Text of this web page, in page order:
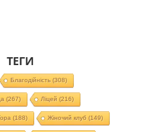
ТЕГИ
Благодійність (308)
(267) Ліцей (216)
(188) Жіночий клуб (149)